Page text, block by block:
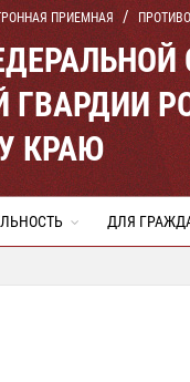
ПРИЕМНАЯ
ГВАРДИИ
КРАЮ
ДЛЯ